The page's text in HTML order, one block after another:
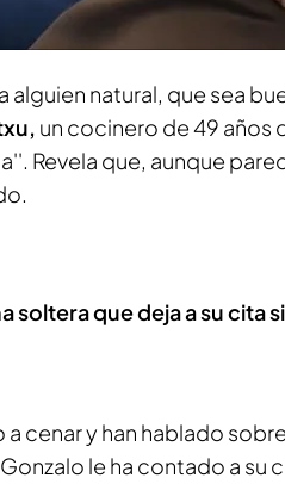
alguien natural, que sea
un cocinero de 49 años
Revela que, aunque
soltera que deja a su cita
a cenar y han hablado
le ha contado a su